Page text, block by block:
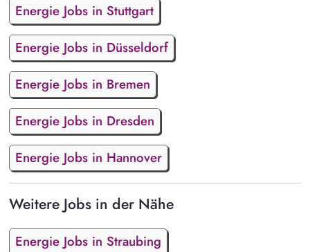
Energie Jobs in Stuttgart
Energie Jobs in Düsseldorf
Energie Jobs in Bremen
Energie Jobs in Dresden
Energie Jobs in Hannover
Weitere Jobs in der Nähe
Energie Jobs in Straubing